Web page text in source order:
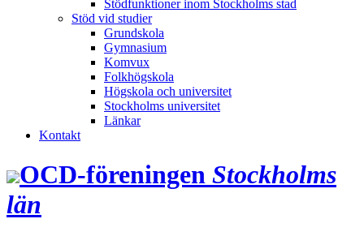
Stödfunktioner inom Stockholms stad
Stöd vid studier
Grundskola
Gymnasium
Komvux
Folkhögskola
Högskola och universitet
Stockholms universitet
Länkar
Kontakt
OCD‑föreningen Stockholms
län